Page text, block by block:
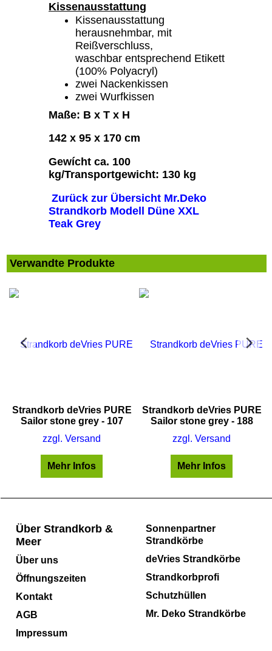
Kissenausstattung
Kissenausstattung
herausnehmbar, mit
Reißverschluss,
waschbar entsprechend Etikett
(100% Polyacryl)
zwei Nackenkissen
zwei Wurfkissen
Maße: B x T x H
142 x 95 x 170 cm
Gewícht ca. 100
kg/Transportgewicht: 130 kg
Zurück zur Übersicht Mr.Deko
Strandkorb Modell Düne XXL
Teak Grey
Verwandte Produkte
Strandkorb deVries PURE
Sailor stone grey - 107
zzgl. Versand
Mehr Infos
Strandkorb deVries PURE
Sailor stone grey - 188
zzgl. Versand
Mehr Infos
Sonnenpartner
Strandkörbe
deVries Strandkörbe
Strandkorbprofi
Schutzhüllen
Mr. Deko Strandkörbe
Über Strandkorb &
Meer
Über uns
Öffnungszeiten
Kontakt
AGB
Impressum